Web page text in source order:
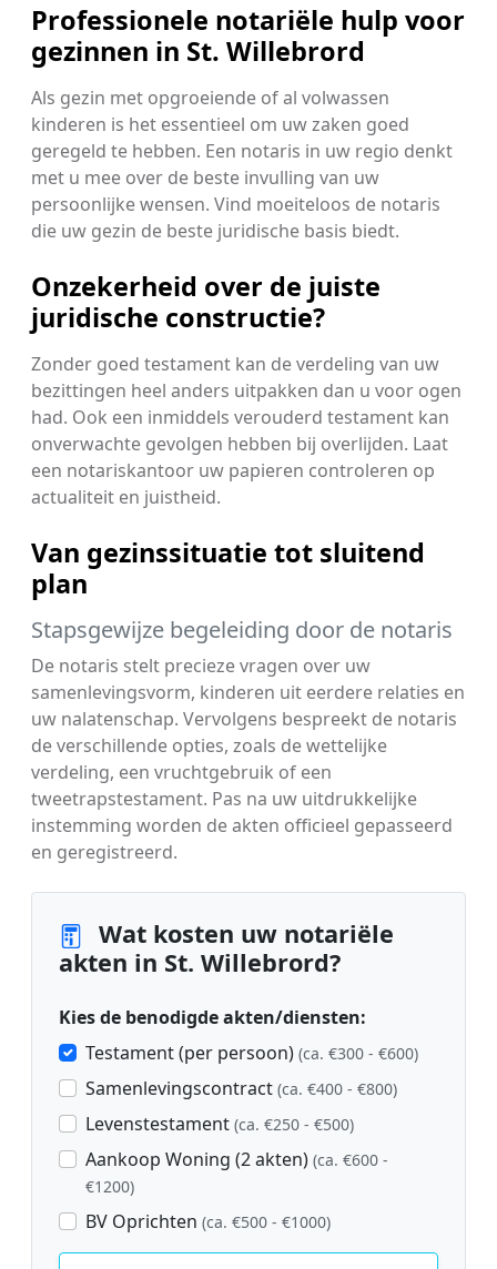
Professionele notariële hulp voor
gezinnen in St. Willebrord
Als gezin met opgroeiende of al volwassen
kinderen is het essentieel om uw zaken goed
geregeld te hebben. Een notaris in uw regio denkt
met u mee over de beste invulling van uw
persoonlijke wensen. Vind moeiteloos de notaris
die uw gezin de beste juridische basis biedt.
Onzekerheid over de juiste
juridische constructie?
Zonder goed testament kan de verdeling van uw
bezittingen heel anders uitpakken dan u voor ogen
had. Ook een inmiddels verouderd testament kan
onverwachte gevolgen hebben bij overlijden. Laat
een notariskantoor uw papieren controleren op
actualiteit en juistheid.
Van gezinssituatie tot sluitend
plan
Stapsgewijze begeleiding door de notaris
De notaris stelt precieze vragen over uw
samenlevingsvorm, kinderen uit eerdere relaties en
uw nalatenschap. Vervolgens bespreekt de notaris
de verschillende opties, zoals de wettelijke
verdeling, een vruchtgebruik of een
tweetrapstestament. Pas na uw uitdrukkelijke
instemming worden de akten officieel gepasseerd
en geregistreerd.
Wat kosten uw notariële
akten in St. Willebrord?
Kies de benodigde akten/diensten:
Testament (per persoon) (ca. €300 - €600)
Samenlevingscontract (ca. €400 - €800)
Levenstestament (ca. €250 - €500)
Aankoop Woning (2 akten) (ca. €600 -
€1200)
BV Oprichten (ca. €500 - €1000)